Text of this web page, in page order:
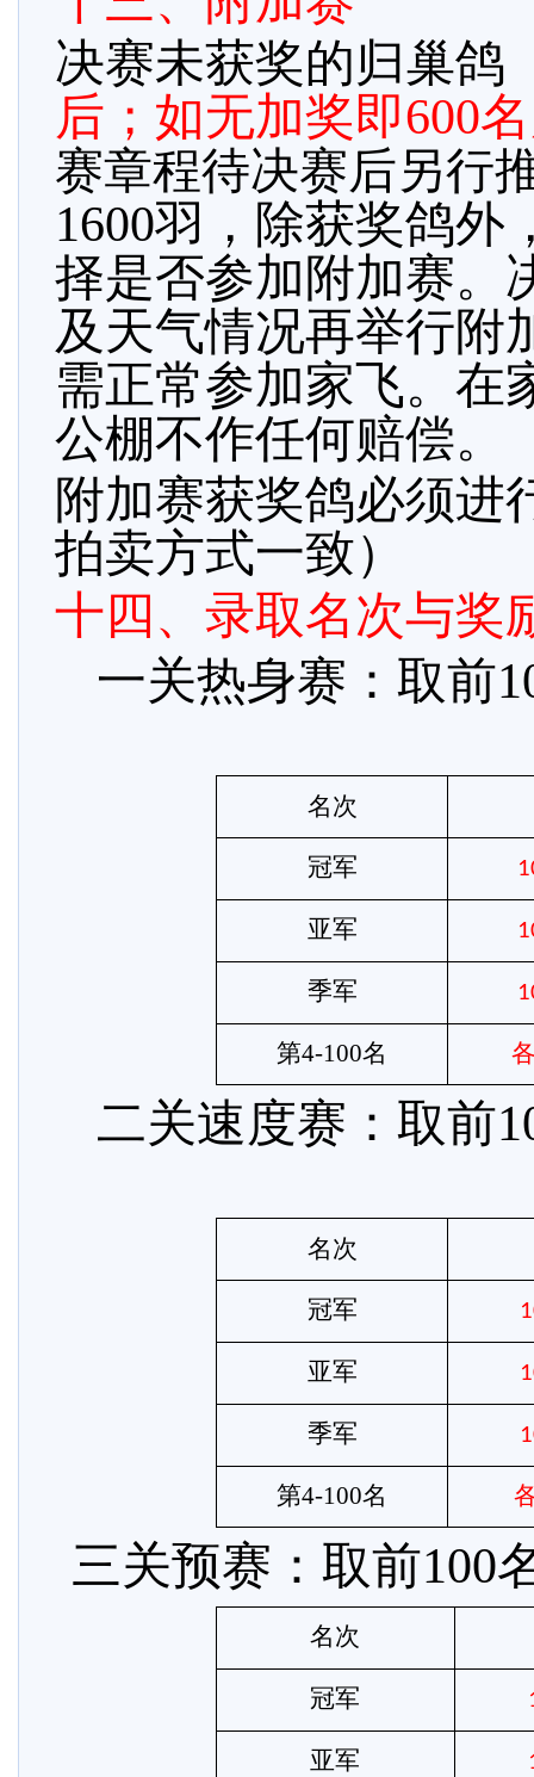
决赛未获奖的归巢鸽
后；如无加奖即600
赛章程待决赛后另行
1600羽，除获奖鸽
择是否参加附加赛。
及天气情况再举行附
需正常参加家飞。在
公棚不作任何赔偿。
附加赛获奖鸽必须进
拍卖方式一致）
十四、录取名次与奖
一关热身赛：取前
名次
冠军
亚军
季军
第4-100名
二关速度赛：取前
名次
冠军
亚军
季军
第4-100名
三关预赛：取前100
名次
冠军
亚军